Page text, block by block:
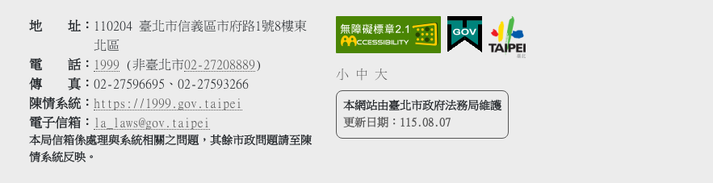
地 址
110204 臺北市信義區市府路1號8樓東
北區
電 話
1999 (非臺北市02-27208889)
傳 真
02-27596695、02-27593266
陳情系統
https://1999.gov.taipei
電子信箱
la_laws@gov.taipei
本局信箱係處理與系統相關之問題，其餘市政問題請至陳
情系統反映。
小 中 大
本網站由臺北市政府法務局維護
更新日期： 115.08.07